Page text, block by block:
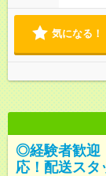
気になる！
◎経験者歓迎
応！配送スタ